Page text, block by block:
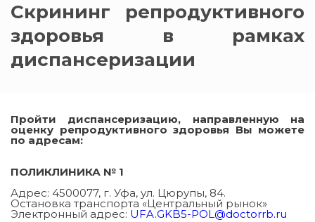
Скрининг репродуктивного
здоровья в рамках
диспансеризации
Пройти диспансеризацию, направленную на
оценку репродуктивного здоровья Вы можете
по адресам:
ПОЛИКЛИНИКА № 1
Адрес: 4500077, г. Уфа, ул. Цюрупы, 84.
Остановка транспорта «Центральный рынок»
Электронный адрес: UFA.GKB5-POL@doctorrb.ru